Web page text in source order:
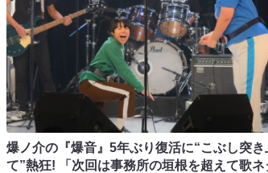
爆ノ介の『爆音』5年ぶり復活に“こぶし突き
て”熱狂! 「次回は事務所の垣根を超えて歌ネ